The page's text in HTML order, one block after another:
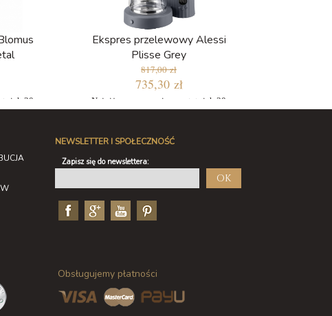
30
Ekspres przelewowy Alessi
Plisse Grey
817,00 zł
735,30 zł
Najniższa cena w ciągu ostatnich 30
dni: 710,10 zł
NEWSLETTER I SPOŁECZNOŚĆ
Zapisz się do newslettera:
OK
Obsługujemy płatności